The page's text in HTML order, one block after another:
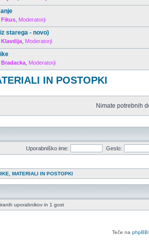
Fikus Moderatorji
starega - novo)
Klavdija Moderatorji
Bradacka Moderatorji
IN POSTOPKI
Nimate potrebnih
Uporabniško ime: Geslo:
MATERIALI IN POSTOPKI
uporabnikov in 1 gost
Teče na phpBB